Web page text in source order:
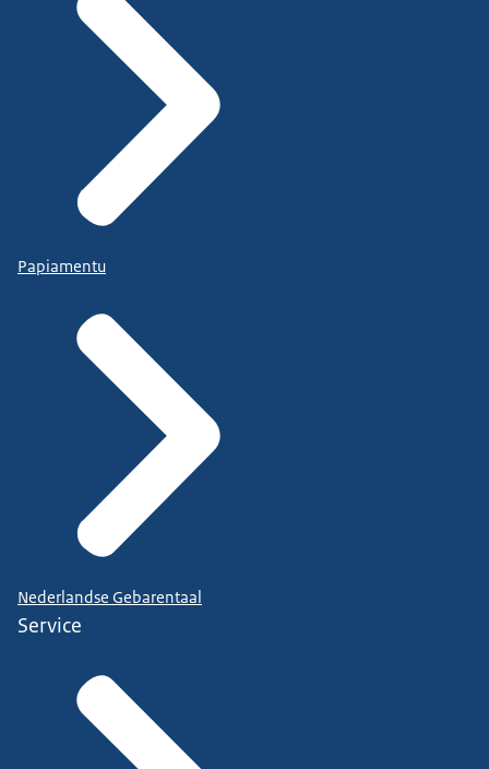
Papiamentu
Nederlandse Gebarentaal
Service